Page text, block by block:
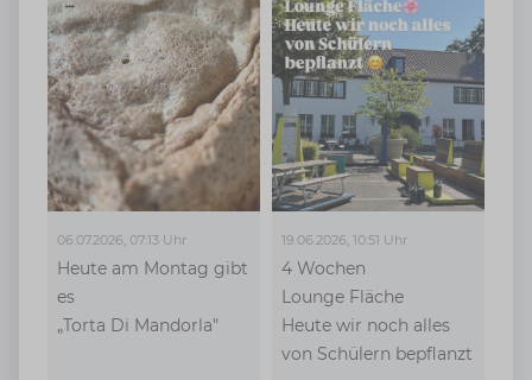
06.07.2026, 07:13 Uhr
Heute am Montag gibt
es
„Torta Di Mandorla"
19.06.2026, 10:51 Uhr
4 Wochen
Lounge Fläche
Heute wir noch alles
von Schülern bepflanzt